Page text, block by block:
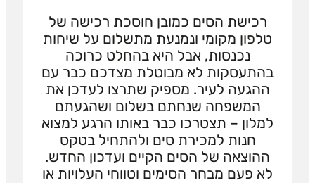
רכישת הסים כמובן חוסכת רכישה של
טלפון מקומי ונמנעת מתשלום על שיחות
נכנסות, אבל היא בהחלט כרוכה
בהתעסקות לא מבוטלת מצדכם כבר עם
ההגעה לעיר. מספיק שתרצו לעדכן את
המשפחה שנחתם בשלום ושהגעתם
למלון – תצטרכו כבר באותו הרגע למצוא
חנות למכירת סים ולהתחיל בטקס
ההוצאה של הסים הקיים ועדכון החדש.
לא פעם מבחר הסימים וטווחי העלויות או